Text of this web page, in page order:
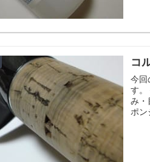
コ
今回
す。
み・
ポン